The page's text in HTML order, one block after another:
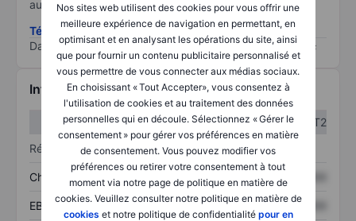
Nos sites web utilisent des cookies pour vous offrir une
meilleure expérience de navigation en permettant, en
optimisant et en analysant les opérations du site, ainsi
que pour fournir un contenu publicitaire personnalisé et
vous permettre de vous connecter aux médias sociaux.
En choisissant « Tout Accepter», vous consentez à
l'utilisation de cookies et au traitement des données
personnelles qui en découle. Sélectionnez « Gérer le
consentement » pour gérer vos préférences en matière
de consentement. Vous pouvez modifier vos
préférences ou retirer votre consentement à tout
moment via notre page de politique en matière de
cookies. Veuillez consulter notre politique en matière de
cookies et notre politique de confidentialité pour en
au risque le plus élevé).
Télécharger la méthodologie ESG (en anglais)
Data provided by
/
Informations financières
T1
T2
Résultats
Chiffre d’affaires XXXXXXX XXXXXXX
EBITDA XXXXXXX XXXXXXX